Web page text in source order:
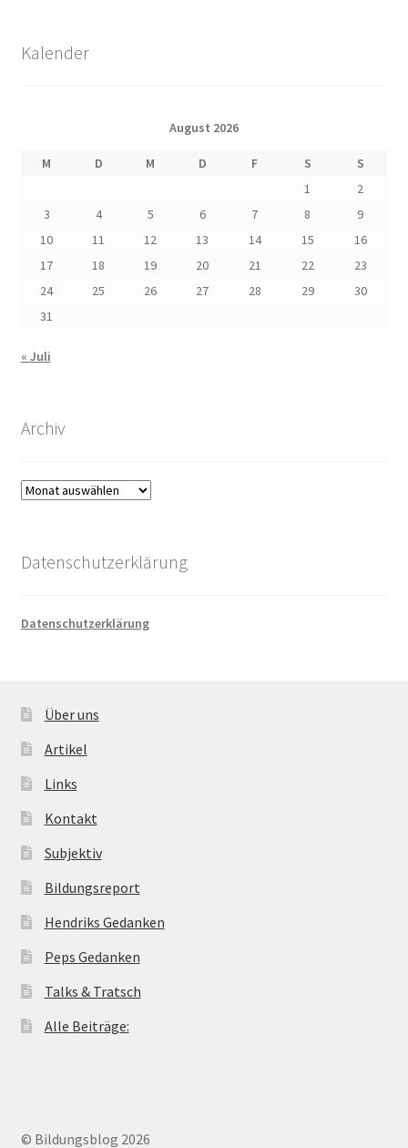
Kalender
August 2026
M D M D F S
S
1
2
3
4 5 6 7 8
9
10
11 12 13 14 15
16
17
18 19 20 21 22
23
24
25 26 27 28 29
30
31
« Juli
Archiv
Archiv
Datenschutzerklärung
Datenschutzerklärung
Über uns
Artikel
Links
Kontakt
Subjektiv
Bildungsreport
Hendriks Gedanken
Peps Gedanken
Talks & Tratsch
Alle Beiträge:
© Bildungsblog 2026